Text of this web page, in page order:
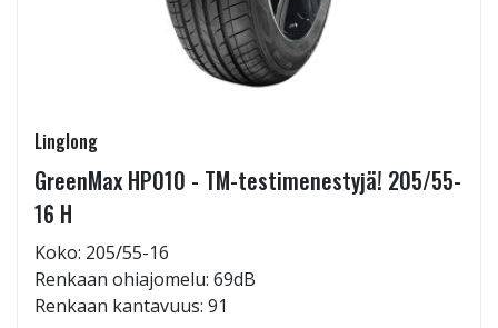
Linglong
GreenMax HP010 - TM-testimenestyjä! 205/55-
16 H
Koko: 205/55-16
Renkaan ohiajomelu: 69dB
Renkaan kantavuus: 91